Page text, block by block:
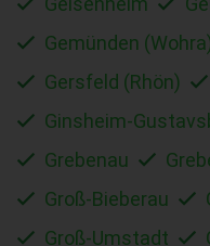
Gemünden
Gersfeld (Rhön)
Ginsheim-
Grebenau
Groß-Bieberau
Groß-Umstadt